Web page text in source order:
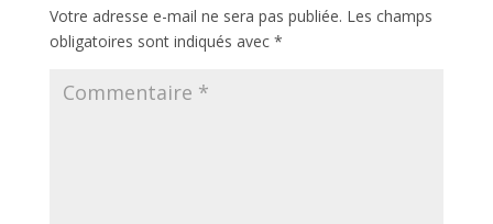
Votre adresse e-mail ne sera pas publiée. Les champs
obligatoires sont indiqués avec *